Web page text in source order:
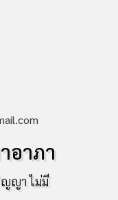
อาภา
ญญา ไม่มี